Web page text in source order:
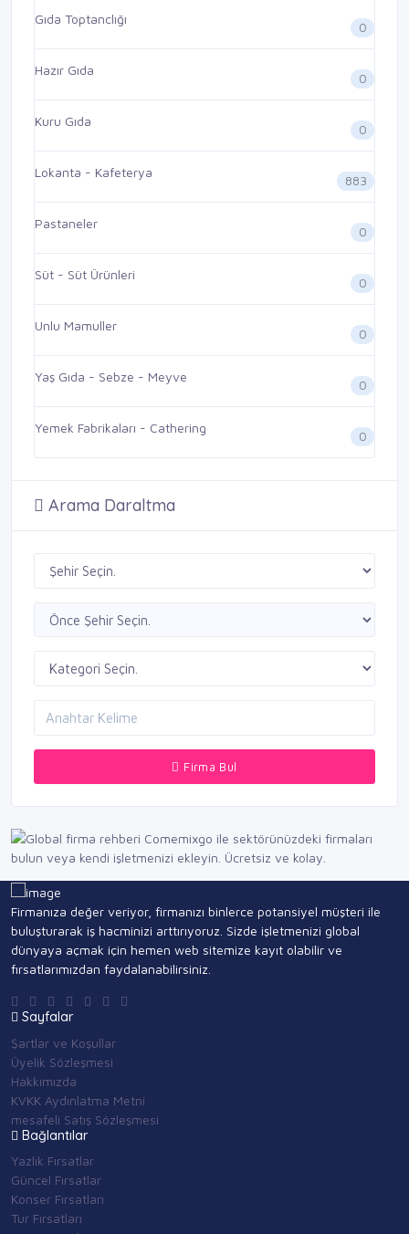
Gıda Toptanclığı
0
Hazır Gıda
0
Kuru Gıda
0
Lokanta - Kafeterya
883
Pastaneler
0
Süt - Süt Ürünleri
0
Unlu Mamuller
0
Yaş Gıda - Sebze - Meyve
0
Yemek Fabrikaları - Cathering
0
Arama Daraltma
Firma Bul
Firmanıza değer veriyor, firmanızı binlerce potansiyel müşteri ile
buluşturarak iş hacminizi arttırıyoruz. Sizde işletmenizi global
dünyaya açmak için hemen web sitemize kayıt olabilir ve
fırsatlarımızdan faydalanabilirsiniz.
Sayfalar
Şartlar ve Koşullar
Üyelik Sözleşmesi
Hakkımızda
KVKK Aydınlatma Metni
mesafeli Satış Sözleşmesi
Bağlantılar
Yazlık Fırsatlar
Güncel Fırsatlar
Konser Fırsatları
Tur Fırsatları